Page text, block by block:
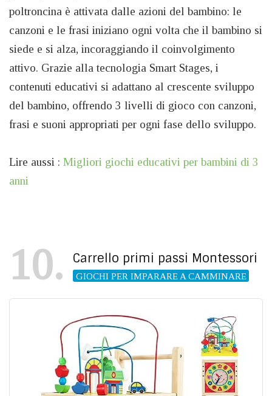
poltroncina è attivata dalle azioni del bambino: le
canzoni e le frasi iniziano ogni volta che il bambino si
siede e si alza, incoraggiando il coinvolgimento
attivo. Grazie alla tecnologia Smart Stages, i
contenuti educativi si adattano al crescente sviluppo
del bambino, offrendo 3 livelli di gioco con canzoni,
frasi e suoni appropriati per ogni fase dello sviluppo.
Lire aussi : Migliori giochi educativi per bambini di 3
anni
10 Carrello primi passi Montessori
GIOCHI PER IMPARARE A CAMMINARE